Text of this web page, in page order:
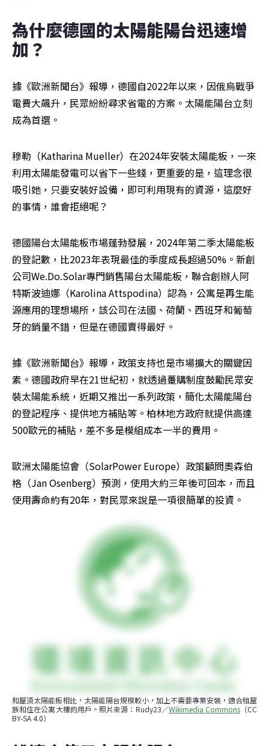
為什麼德國的太陽能陽台迅速增
加？
據《歐洲新聞台》報導，德國自2022年以來，因俄烏戰爭
電費大飆升，民眾紛紛尋求省電的方案。太陽能陽台立刻
成為首選。
穆勒（Katharina Mueller）在2024年安裝太陽能板，一來
利用太陽能發電可以省下一些錢，更重要的是，這理念很
吸引她，只要安裝好設備，即可利用現有的資源，這麼好
的事情，誰會拒絕呢？
德國陽台太陽能板市場蓬勃發展，2024年第二季太陽能板
的登記數，比2023年表現最佳的季度成長超過50%。新創
公司We.Do.Solar專門銷售陽台太陽能板，聯合創辦人阿
特斯波迪娜（Karolina Attspodina）認為，公寓是再生能
源應用的理想場所，該公司在法國、荷蘭、西班牙和葡萄
牙的銷量不錯，但是在德國賣得最好。
據《歐洲新聞台》報導，政策支持也是市場擴大的關鍵因
素。德國政府早在21世紀初，就透過躉購制度鼓勵民眾安
裝太陽能系統，近期又推出一系列政策，簡化太陽能陽台
的登記程序、提供地方補貼等。柏林地方政府就提供高達
500歐元的補貼，差不多是模組成本一半的費用。
歐洲太陽能協會（SolarPower Europe）政策顧問奧森伯
格（Jan Osenberg）預測，使用大約三年後可回本，而且
使用壽命約有20年，對民眾來說是一項很簡單的投資。
和屋頂太陽能板相比，太陽能陽台規模較小，加上不需要專業安裝，適合租屋
族和住在公寓大樓的用戶。照片來源：Rudy23／Wikimedia Commons（CC
BY-SA 4.0）